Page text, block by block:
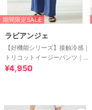
期間限定SALE
ラビアンジェ
【好機能シリーズ】接触冷感｜
トリコットイージーパンツ｜楽
なのに美脚/ストレッチ/セット
¥4,950